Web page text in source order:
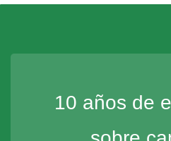
10 años de